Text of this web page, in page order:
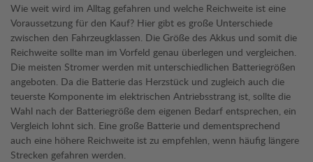
Wie weit wird im Alltag gefahren und welche Reichweite ist eine
Voraussetzung für den Kauf? Hier gibt es große Unterschiede
zwischen den Fahrzeugklassen. Die Größe des Akkus und somit die
Reichweite sollte man im Vorfeld genau überlegen und vergleichen.
Die meisten Stromer werden mit unterschiedlichen Batteriegrößen
angeboten. Da die Batterie das Herzstück und zugleich auch die
teuerste Komponente im elektrischen Antriebsstrang ist, sollte die
Wahl nach der Batteriegröße dem eigenen Bedarf entsprechen, ein
Vergleich lohnt sich. Eine große Batterie und dementsprechend
auch eine höhere Reichweite ist zu empfehlen, wenn häufig längere
Strecken gefahren werden.